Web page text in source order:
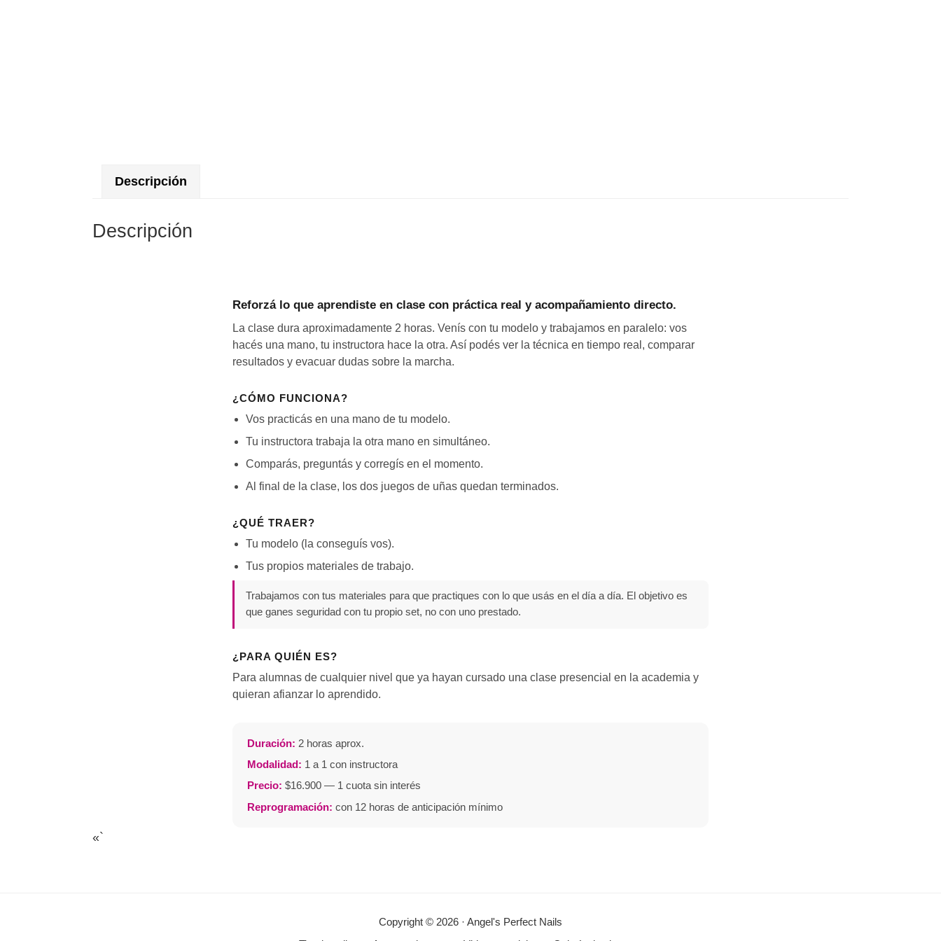
Descripción
Descripción
Reforzá lo que aprendiste en clase con práctica real y acompañamiento directo.
La clase dura aproximadamente 2 horas. Venís con tu modelo y trabajamos en paralelo: vos
hacés una mano, tu instructora hace la otra. Así podés ver la técnica en tiempo real, comparar
resultados y evacuar dudas sobre la marcha.
¿CÓMO FUNCIONA?
Vos practicás en una mano de tu modelo.
Tu instructora trabaja la otra mano en simultáneo.
Comparás, preguntás y corregís en el momento.
Al final de la clase, los dos juegos de uñas quedan terminados.
¿QUÉ TRAER?
Tu modelo (la conseguís vos).
Tus propios materiales de trabajo.
Trabajamos con tus materiales para que practiques con lo que usás en el día a día. El objetivo es
que ganes seguridad con tu propio set, no con uno prestado.
¿PARA QUIÉN ES?
Para alumnas de cualquier nivel que ya hayan cursado una clase presencial en la academia y
quieran afianzar lo aprendido.
Duración: 2 horas aprox.
Modalidad: 1 a 1 con instructora
Precio: $16.900 — 1 cuota sin interés
Reprogramación: con 12 horas de anticipación mínimo
«`
Copyright © 2026 · Angel's Perfect Nails